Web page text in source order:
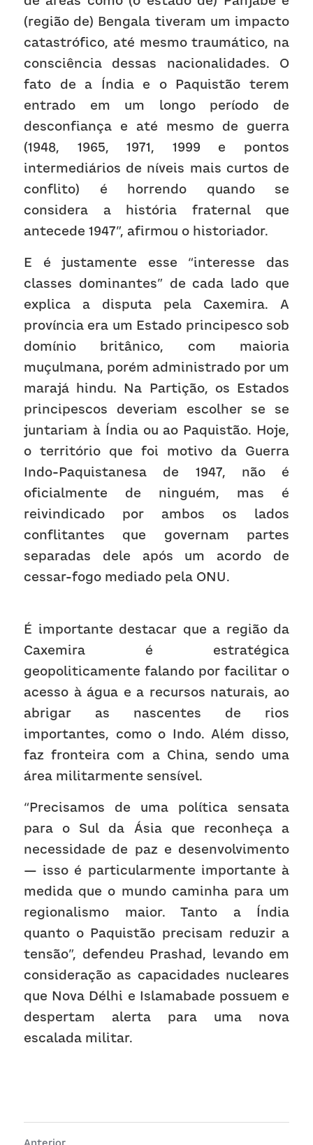
(região de) Bengala tiveram um impacto
catastrófico, até mesmo traumático, na
consciência dessas nacionalidades. O
fato de a Índia e o Paquistão terem
entrado em um longo período de
desconfiança e até mesmo de guerra
(1948, 1965, 1971, 1999 e pontos
intermediários de níveis mais curtos de
conflito) é horrendo quando se
considera a história fraternal que
antecede 1947”, afirmou o historiador.
E é justamente esse “interesse das
classes dominantes” de cada lado que
explica a disputa pela Caxemira. A
província era um Estado principesco sob
domínio britânico, com maioria
muçulmana, porém administrado por um
marajá hindu. Na Partição, os Estados
principescos deveriam escolher se se
juntariam à Índia ou ao Paquistão. Hoje,
o território que foi motivo da Guerra
Indo-Paquistanesa de 1947, não é
oficialmente de ninguém, mas é
reivindicado por ambos os lados
conflitantes que governam partes
separadas dele após um acordo de
cessar-fogo mediado pela ONU.
É importante destacar que a região da
Caxemira é estratégica
geopoliticamente falando por facilitar o
acesso à água e a recursos naturais, ao
abrigar as nascentes de rios
importantes, como o Indo. Além disso,
faz fronteira com a China, sendo uma
área militarmente sensível.
“Precisamos de uma política sensata
para o Sul da Ásia que reconheça a
necessidade de paz e desenvolvimento
— isso é particularmente importante à
medida que o mundo caminha para um
regionalismo maior. Tanto a Índia
quanto o Paquistão precisam reduzir a
tensão”, defendeu Prashad, levando em
consideração as capacidades nucleares
que Nova Délhi e Islamabade possuem e
despertam alerta para uma nova
escalada militar.
Anterior